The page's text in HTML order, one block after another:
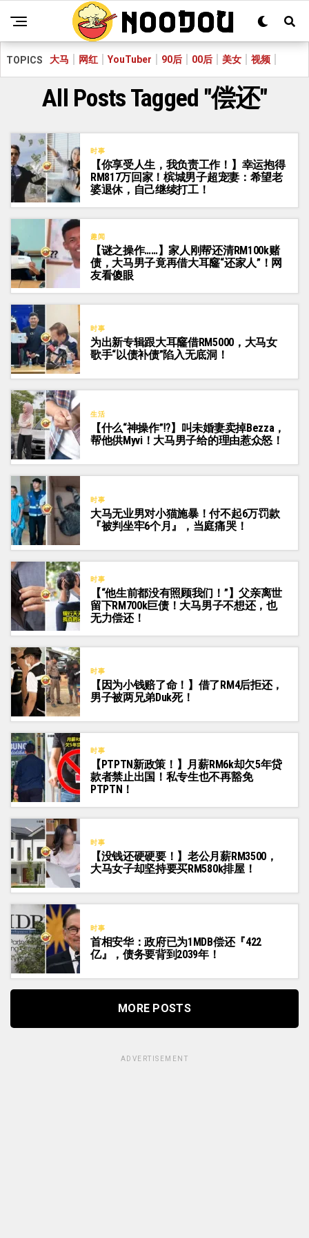
TOPICS 大马 网红 YouTuber 90后 00后 美女 视频
All Posts Tagged "偿还"
时事
【你享受人生，我负责工作！】幸运抱得
RM817万回家！槟城男子超宠妻：希望老
婆退休，自己继续打工！
趣闻
【谜之操作……】家人刚帮还清RM100k赌
债，大马男子竟再借大耳窿“还家人”！网
友看傻眼
时事
为出新专辑跟大耳窿借RM5000，大马女
歌手“以债补债”陷入无底洞！
生活
【什么“神操作”⁉️】叫未婚妻卖掉Bezza，
帮他供Myvi！大马男子给的理由惹众怒！
时事
大马无业男对小猫施暴！付不起6万罚款
『被判坐牢6个月』，当庭痛哭！
时事
【“他生前都没有照顾我们！”】父亲离世
留下RM700k巨债！大马男子不想还，也
无力偿还！
时事
【因为小钱赔了命！】借了RM4后拒还，
男子被两兄弟Duk死！
时事
【PTPTN新政策！】月薪RM6k却欠5年贷
款者禁止出国！私专生也不再豁免
PTPTN！
时事
【没钱还硬硬要！】老公月薪RM3500，
大马女子却坚持要买RM580k排屋！
时事
首相安华：政府已为1MDB偿还『422
亿』，债务要背到2039年！
MORE POSTS
ADVERTISEMENT